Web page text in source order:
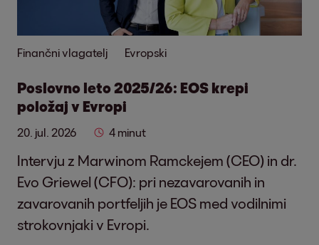
Finančni vlagatelj Evropski
Poslovno leto 2025/26: EOS krepi
položaj v Evropi
20. jul. 2026 4 minut
Intervju z Marwinom Ramckejem (CEO) in dr.
Evo Griewel (CFO): pri nezavarovanih in
zavarovanih portfeljih je EOS med vodilnimi
strokovnjaki v Evropi.